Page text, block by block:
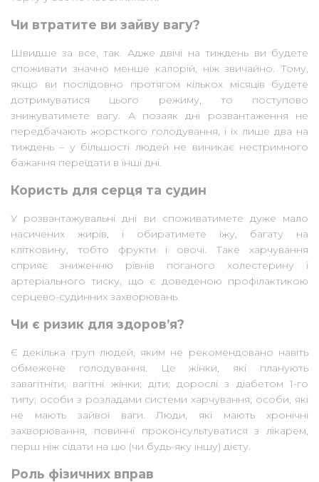
Чи втратите ви зайву вагу?
Швидше за все, так. Адже двічі на тиждень ви будете
споживати значно менше калорій, ніж звичайно. Тому,
якщо ви послідовно протягом кількох місяців будете
дотримуватися цього режиму, то поступово
знижуватимете вагу. А позаяк дні розвантаження не
передбачають жорсткого голодування, і їх лише два на
тиждень – у більшості людей не виникає нестримного
бажання переїдати в інші дні.
Користь для серця та судин
У розвантажувальні дні ви споживатимете дуже мало
насичених жирів, і обиратимете їжу, багату на
клітковину, тобто фрукти і овочі. Таке харчування
сприяє зниженню рівнів поганого холестерину і
артеріального тиску, що є доведеною профілактикою
серцево-судинних захворювань.
Чи є ризик для здоров’я?
Є декілька груп людей, яким не рекомендовано навіть
обмежене голодування. Це жінки, які планують
завагітніти; вагітні жінки; діти; дорослі з діабетом 1-го
типу; особи з розладами системи харчування; особи, які
не мають зайвої ваги. Люди, які мають хронічні
захворювання, повинні проконсультуватися з лікарем,
перш ніж сідати на цю (чи будь-яку іншу) дієту.
Роль фізичних вправ